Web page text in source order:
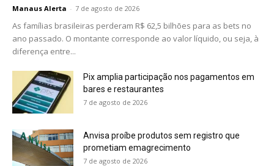
Manaus Alerta - 7 de agosto de 2026
As famílias brasileiras perderam R$ 62,5 bilhões para as bets no
ano passado. O montante corresponde ao valor líquido, ou seja, à
diferença entre...
Pix amplia participação nos pagamentos em
bares e restaurantes
7 de agosto de 2026
Anvisa proíbe produtos sem registro que
prometiam emagrecimento
7 de agosto de 2026